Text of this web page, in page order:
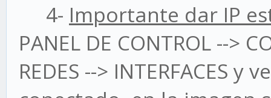
4- Importante dar IP
PANEL DE CONTROL -->
REDES --> INTERFACES